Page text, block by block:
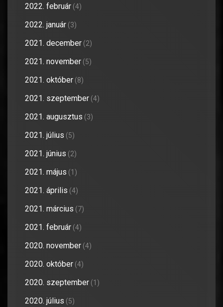
2022. február (4)
2022. január (3)
2021. december (2)
2021. november (5)
2021. október (8)
2021. szeptember (4)
2021. augusztus (3)
2021. július (5)
2021. június (2)
2021. május (1)
2021. április (4)
2021. március (7)
2021. február (4)
2020. november (4)
2020. október (4)
2020. szeptember (1)
2020. július (5)